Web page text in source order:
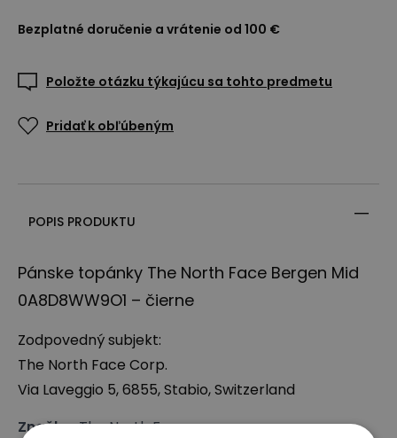
Bezplatné doručenie a vrátenie od 100 €
Položte otázku týkajúcu sa tohto predmetu
Pridať k obľúbeným
POPIS PRODUKTU
Pánske topánky The North Face Bergen Mid
0A8D8WW9O1 – čierne
Zodpovedný subjekt:
The North Face Corp.
Via Laveggio 5, 6855, Stabio, Switzerland
Značka:The North Face